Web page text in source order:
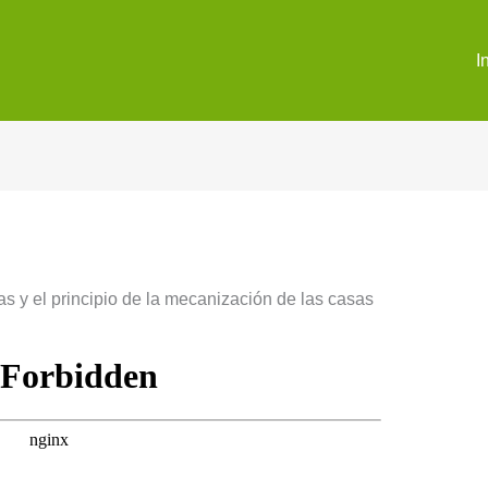
y el principio de la mecanización de las casas